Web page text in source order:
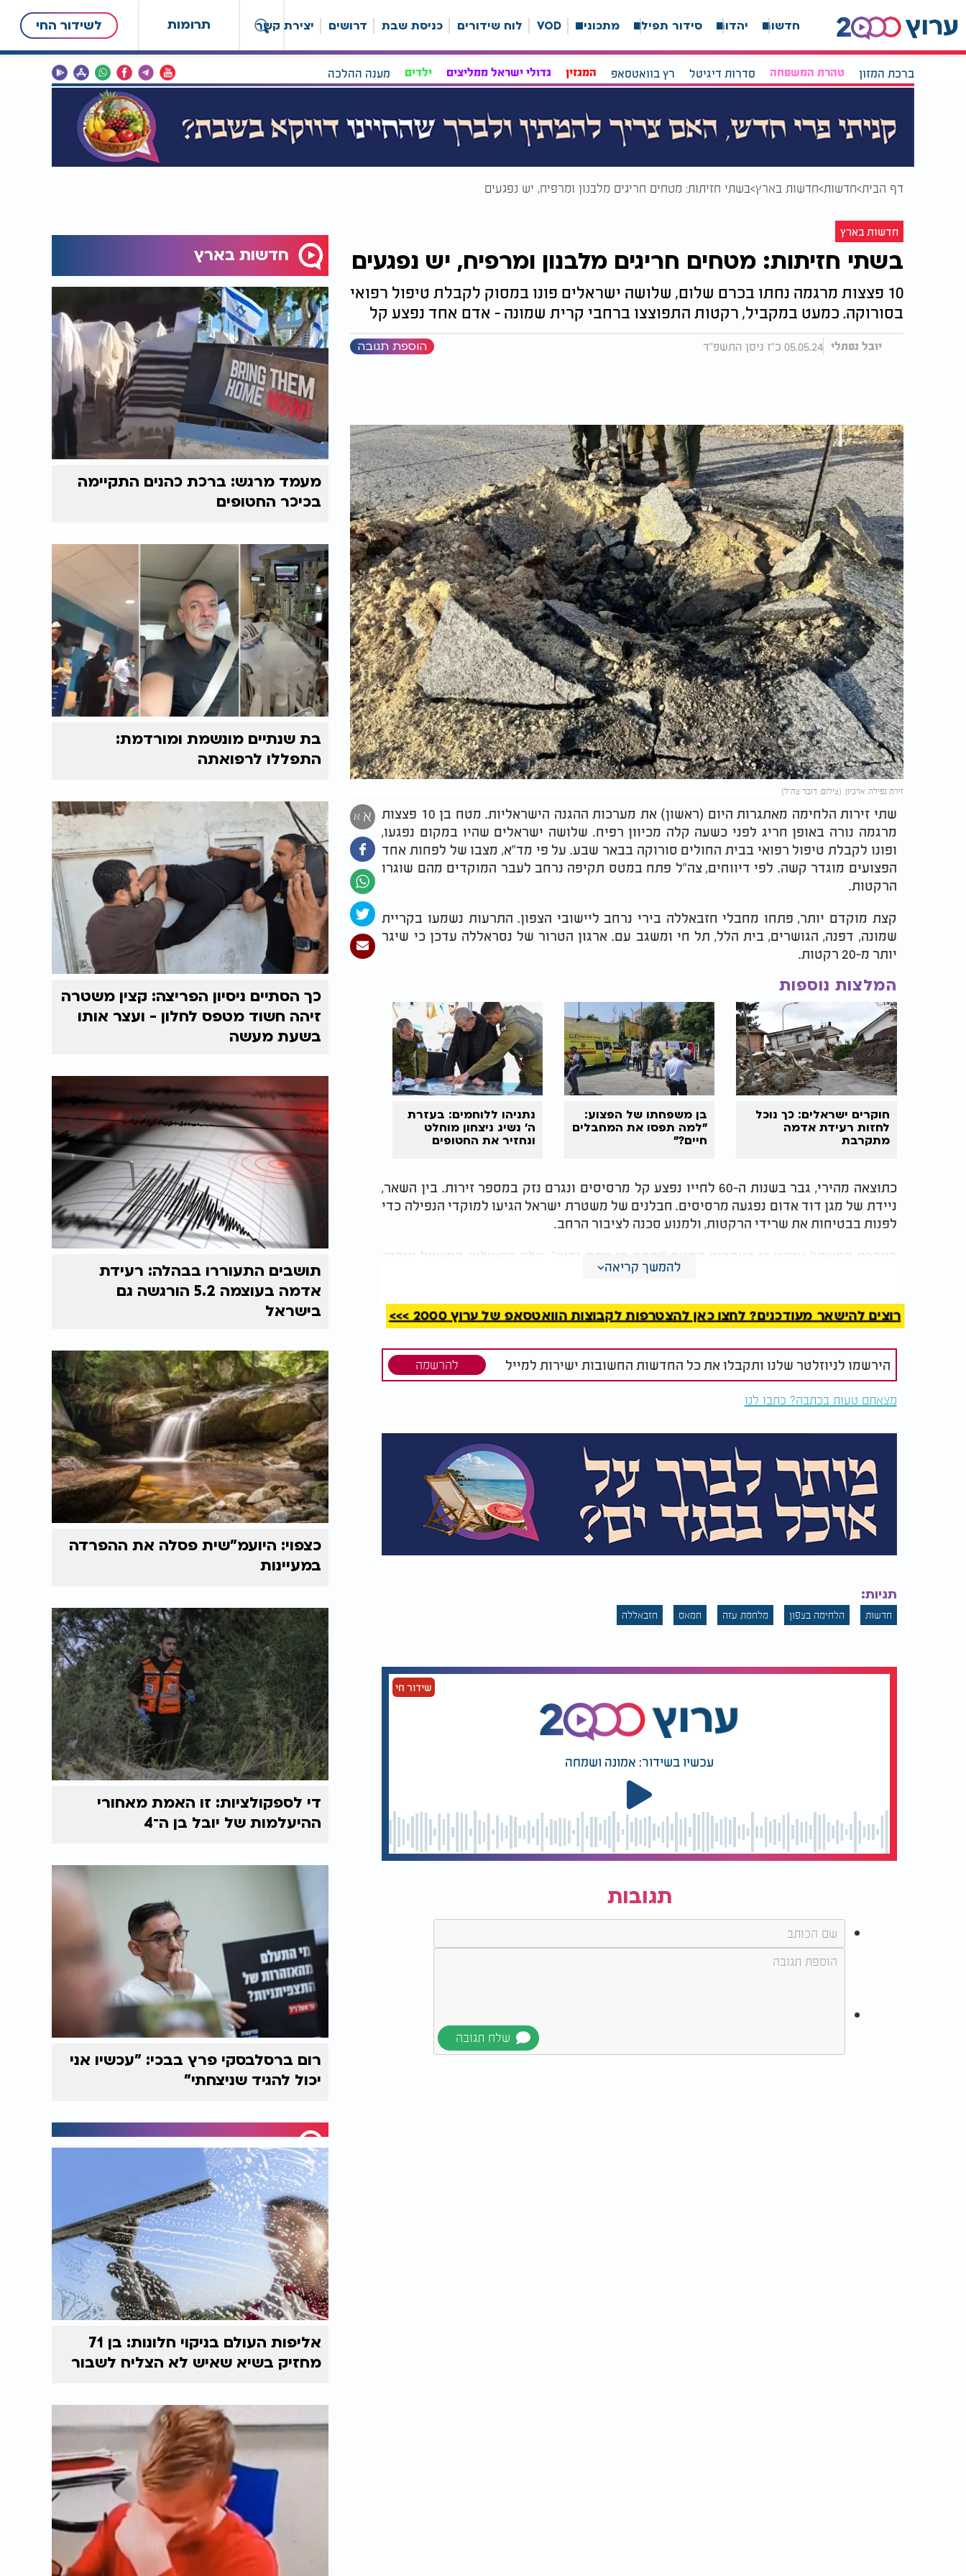
תרומות לשידור החי חדשות יהדות סידור תפילה מתכונים VOD לוח שידורים כניסת שבת דרושים יצירת קשר
ברכת המזון טהרת המשפחה סדרות דיגיטל רץ בוואטסאפ המגזין גדולי ישראל ממליצים ילדים מענה ההלכה
דף הבית חדשות חדשות בארץ בשתי חזיתות: מטחים חריגים מלבנון ומרפיח, יש נפגעים
חדשות בארץ
בשתי חזיתות: מטחים חריגים מלבנון ומרפיח, יש נפגעים
10 פצצות מרגמה נחתו בכרם שלום, שלושה ישראלים פונו במסוק לקבלת טיפול רפואי
בסורוקה. כמעט במקביל, רקטות התפוצצו ברחבי קרית שמונה - אדם אחד נפצע קל
יובל נפתלי 05.05.24 כ"ז ניסן התשפ"ד הוספת תגובה
זירת נפילה, ארכיון. (צילום: דובר צה"ל)
א א
שתי זירות הלחימה מאתגרות היום (ראשון) את מערכות ההגנה הישראליות. מטח בן 10 פצצות
מרגמה נורה באופן חריג לפני כשעה קלה מכיוון רפיח. שלושה ישראלים שהיו במקום נפגעו,
ופונו לקבלת טיפול רפואי בבית החולים סורוקה בבאר שבע. על פי מד"א, מצבו של לפחות אחד
הפצועים מוגדר קשה. לפי דיווחים, צה"ל פתח במטס תקיפה נרחב לעבר המוקדים מהם שוגרו
הרקטות.
קצת מוקדם יותר, פתחו מחבלי חזבאללה בירי נרחב ליישובי הצפון. התרעות נשמעו בקריית
שמונה, דפנה, הגושרים, בית הלל, תל חי ומשגב עם. ארגון הטרור של נסראללה עדכן כי שיגר
יותר מ-20 רקטות.
המלצות נוספות
חוקרים ישראלים: כך נוכל
לחזות רעידת אדמה
מתקרבת
בן משפחתו של הפצוע:
"למה תפסו את המחבלים
חיים?"
נתניהו ללוחמים: בעזרת
ה' נשיג ניצחון מוחלט
ונחזיר את החטופים
כתוצאה מהירי, גבר בשנות ה-60 לחייו נפצע קל מרסיסים ונגרם נזק במספר זירות. בין השאר,
ניידת של מגן דוד אדום נפגעה מרסיסים. חבלנים של משטרת ישראל הגיעו למוקדי הנפילה כדי
לפנות בבטיחות את שרידי הרקטות, ולמנוע סכנה לציבור הרחב.
בחברת החשמל עדכנו כי בעקבות המטח "נפסק קו מתח גבוה". חלק מפעילות החשמל תוקנה
מרחוק, אבל עדיין ישנם שיבושים באספקה. "צוות טכנאים של החברה יתקן את הנזק בתיאום
להמשך קריאה
רוצים להישאר מעודכנים? לחצו כאן להצטרפות לקבוצות הוואטסאפ של ערוץ 2000 >>>
הירשמו לניוזלטר שלנו ותקבלו את כל החדשות החשובות ישירות למייל להרשמה
מצאתם טעות בכתבה? כתבו לנו
תגיות:
חדשות הלחימה בצפון מלחמת עזה חמאס חזבאללה
שידור חי
עכשיו בשידור: אמונה ושמחה
תגובות
חדשות בארץ
מעמד מרגש: ברכת כהנים התקיימה
בכיכר החטופים
בת שנתיים מונשמת ומורדמת:
התפללו לרפואתה
כך הסתיים ניסיון הפריצה: קצין משטרה
זיהה חשוד מטפס לחלון - ועצר אותו
בשעת מעשה
תושבים התעוררו בבהלה: רעידת
אדמה בעוצמה 5.2 הורגשה גם
בישראל
כצפוי: היועמ"שית פסלה את ההפרדה
במעיינות
די לספקולציות: זו האמת מאחורי
ההיעלמות של יובל בן ה־4
רום ברסלבסקי פרץ בבכי: "עכשיו אני
יכול להגיד שניצחתי"
אליפות העולם בניקוי חלונות: בן 71
מחזיק בשיא שאיש לא הצליח לשבור